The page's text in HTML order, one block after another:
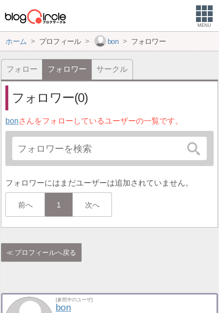
MENU
ホーム プロフィール bon フォロワー
フォロー フォロワー サークル
フォロワー(0)
bonさんをフォローしているユーザーの一覧です。
フォロワーにはまだユーザーは追加されていません。
前へ 1 次へ
プロフィールへ戻る
[参照中のユーザ]
bon